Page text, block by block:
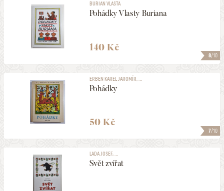
8/10
BURIAN VLASTA
Pohádky Vlasty Buriana
140 Kč
7/10
ERBEN KAREL JAROMÍR, ...
Pohádky
50 Kč
LADA JOSEF, ...
Svět zvířat